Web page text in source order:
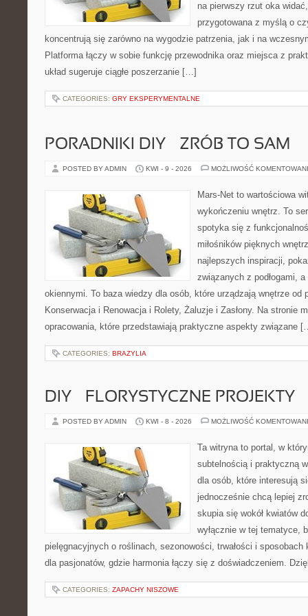
na pierwszy rzut oka
przygotowana z myślą o
koncentrują się zarówno na wygodzie patrzenia, jak i na
Platforma łączy w sobie funkcję przewodnika oraz miejsca z
układ sugeruje ciągłe poszerzanie […]
CATEGORIES: GRY EKSPERYMENTALNE
PORADNIKI DIY – ZRÓB TO SAM
POSTED BY ADMIN KWI - 9 - 2026 MOŻLIWOŚĆ
Mars-Net to wartościowa
wykończeniu wnętrz. To
spotyka się z
miłośników pięknych
najlepszych inspiracji,
związanych z podłogami,
okiennymi. To baza wiedzy dla osób, które urządzają wnętrze od
Konserwacja i Renowacja i Rolety, Żaluzje i Zasłony. Na stronie
opracowania, które przedstawiają praktyczne aspekty związane
CATEGORIES: BRAZYLIA
DIY – FLORYSTYCZNE PROJEKTY
POSTED BY ADMIN KWI - 8 - 2026 MOŻLIWOŚĆ
Ta witryna to portal, w
subtelnością i praktyczną
dla osób, które interesują
jednocześnie chcą lepiej
skupia się wokół kwiatów
wyłącznie w tej tematyce,
pielęgnacyjnych o roślinach, sezonowości, trwałości i sposobach
dla pasjonatów, gdzie harmonia łączy się z doświadczeniem.
CATEGORIES: ZAPACHY NISZOWE